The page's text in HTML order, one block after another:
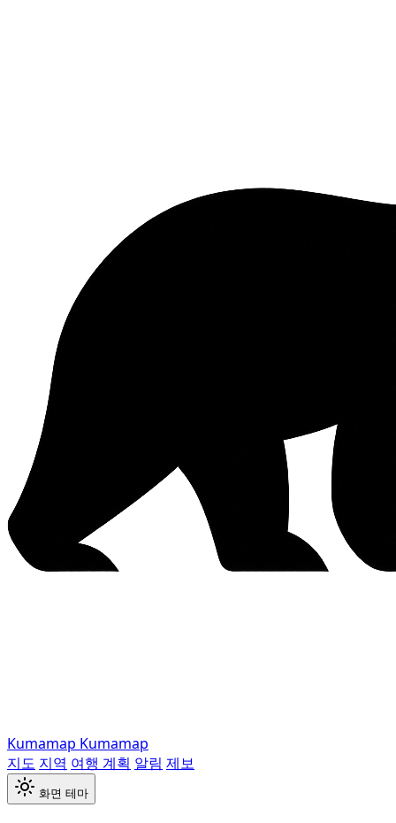
Kumamap Kumamap
지도 지역 여행 계획 알림 제보
화면 테마